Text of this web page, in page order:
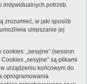
indywidualnych potrzeb
zrozumieć, w jaki sposób
ulepszanie jej
„sesyjne” (session
„sesyjne” są plikami
urządzeniu końcowym do
oprogramowania